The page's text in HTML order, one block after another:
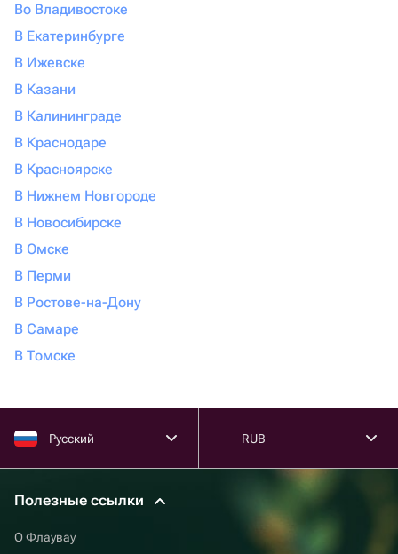
Во Владивостоке
В Екатеринбурге
В Ижевске
В Казани
В Калининграде
В Краснодаре
В Красноярске
В Нижнем Новгороде
В Новосибирске
В Омске
В Перми
В Ростове-на-Дону
В Самаре
В Томске
Русский RUB
Полезные ссылки
О Флаувау